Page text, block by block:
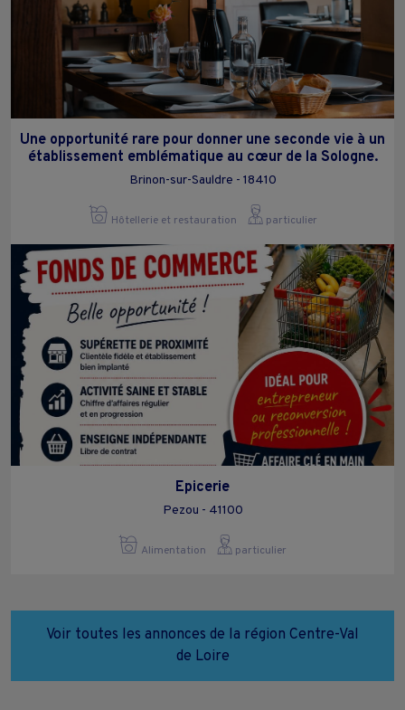
Une opportunité rare pour donner une seconde vie à un
établissement emblématique au cœur de la Sologne.
Brinon-sur-Sauldre - 18410
Hôtellerie et restauration particulier
Epicerie
Pezou - 41100
Alimentation particulier
Voir toutes les annonces de la région Centre-Val
de Loire